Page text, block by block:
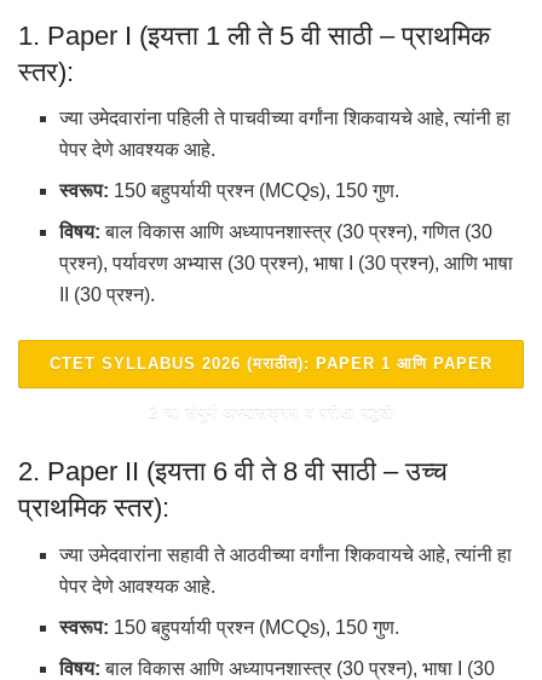
1. Paper I (इयत्ता 1 ली ते 5 वी साठी – प्राथमिक
स्तर):
ज्या उमेदवारांना पहिली ते पाचवीच्या वर्गांना शिकवायचे आहे, त्यांनी हा
पेपर देणे आवश्यक आहे.
स्वरूप: 150 बहुपर्यायी प्रश्न (MCQs), 150 गुण.
विषय: बाल विकास आणि अध्यापनशास्त्र (30 प्रश्न), गणित (30
प्रश्न), पर्यावरण अभ्यास (30 प्रश्न), भाषा I (30 प्रश्न), आणि भाषा
II (30 प्रश्न).
CTET SYLLABUS 2026 (मराठीत): PAPER 1 आणि PAPER
2 चा संपूर्ण अभ्यासक्रम व परीक्षा पद्धती
2. Paper II (इयत्ता 6 वी ते 8 वी साठी – उच्च
प्राथमिक स्तर):
ज्या उमेदवारांना सहावी ते आठवीच्या वर्गांना शिकवायचे आहे, त्यांनी हा
पेपर देणे आवश्यक आहे.
स्वरूप: 150 बहुपर्यायी प्रश्न (MCQs), 150 गुण.
विषय: बाल विकास आणि अध्यापनशास्त्र (30 प्रश्न), भाषा I (30